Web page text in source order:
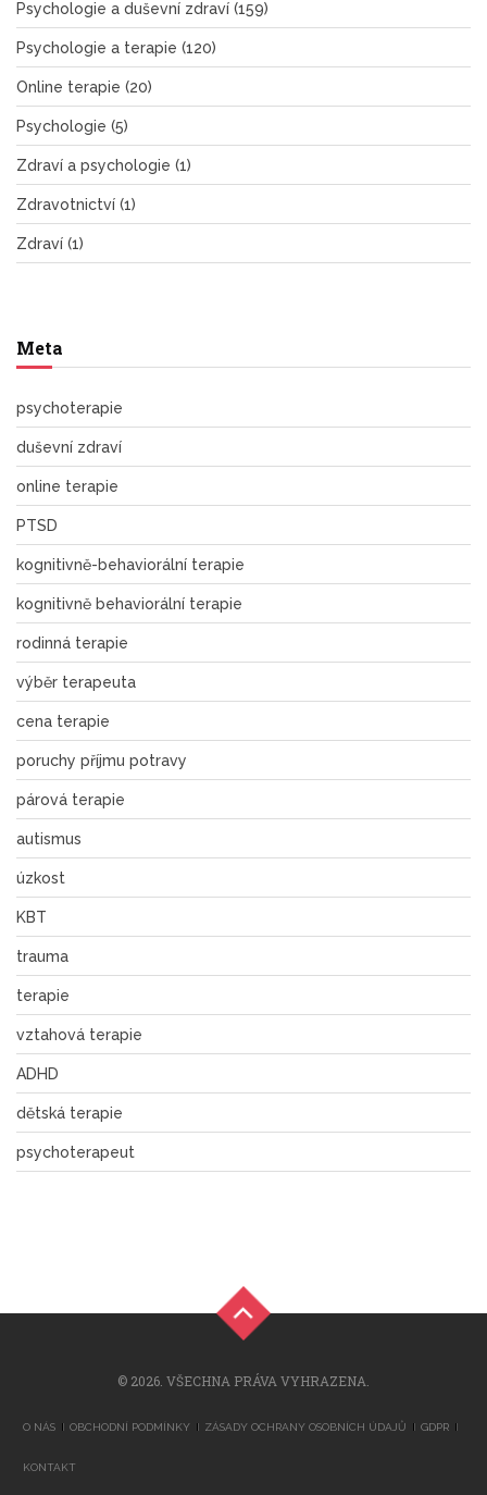
Psychologie a duševní zdraví (159)
Psychologie a terapie (120)
Online terapie (20)
Psychologie (5)
Zdraví a psychologie (1)
Zdravotnictví (1)
Zdraví (1)
Meta
psychoterapie
duševní zdraví
online terapie
PTSD
kognitivně-behaviorální terapie
kognitivně behaviorální terapie
rodinná terapie
výběr terapeuta
cena terapie
poruchy příjmu potravy
párová terapie
autismus
úzkost
KBT
trauma
terapie
vztahová terapie
ADHD
dětská terapie
psychoterapeut
© 2026. VŠECHNA PRÁVA VYHRAZENA.
O NÁS OBCHODNÍ PODMÍNKY ZÁSADY OCHRANY OSOBNÍCH ÚDAJŮ GDPR
KONTAKT